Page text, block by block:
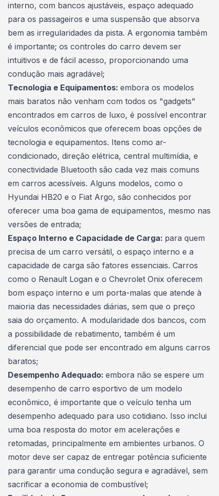
interno, com bancos ajustáveis, espaço adequado
para os passageiros e uma suspensão que absorva
bem as irregularidades da pista. A ergonomia também
é importante; os controles do carro devem ser
intuitivos e de fácil acesso, proporcionando uma
condução mais agradável;
Tecnologia e Equipamentos: embora os modelos
mais baratos não venham com todos os "gadgets"
encontrados em carros de luxo, é possível encontrar
veículos econômicos que oferecem boas opções de
tecnologia e equipamentos. Itens como ar-
condicionado, direção elétrica, central multimídia, e
conectividade Bluetooth são cada vez mais comuns
em carros acessíveis. Alguns modelos, como o
Hyundai HB20 e o Fiat Argo, são conhecidos por
oferecer uma boa gama de equipamentos, mesmo nas
versões de entrada;
Espaço Interno e Capacidade de Carga: para quem
precisa de um carro versátil, o espaço interno e a
capacidade de carga são fatores essenciais. Carros
como o Renault Logan e o Chevrolet Onix oferecem
bom espaço interno e um porta-malas que atende à
maioria das necessidades diárias, sem que o preço
saia do orçamento. A modularidade dos bancos, com
a possibilidade de rebatimento, também é um
diferencial que pode ser encontrado em alguns carros
baratos;
Desempenho Adequado: embora não se espere um
desempenho de carro esportivo de um modelo
econômico, é importante que o veículo tenha um
desempenho adequado para uso cotidiano. Isso inclui
uma boa resposta do motor em acelerações e
retomadas, principalmente em ambientes urbanos. O
motor deve ser capaz de entregar potência suficiente
para garantir uma condução segura e agradável, sem
sacrificar a economia de combustível;